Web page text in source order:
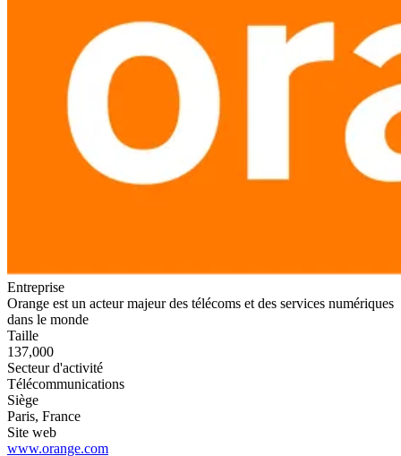
Entreprise
Orange est un acteur majeur des télécoms et des services numériques
dans le monde
Taille
137,000
Secteur d'activité
Télécommunications
Siège
Paris, France
Site web
www.orange.com